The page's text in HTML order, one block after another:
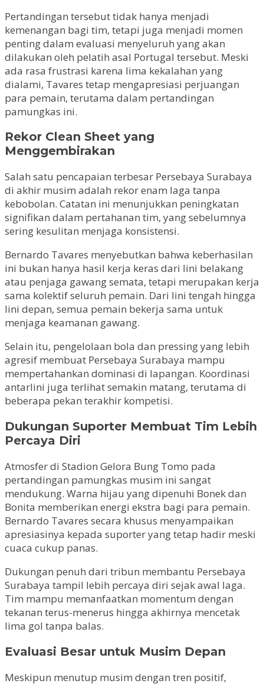
Pertandingan tersebut tidak hanya menjadi
kemenangan bagi tim, tetapi juga menjadi momen
penting dalam evaluasi menyeluruh yang akan
dilakukan oleh pelatih asal Portugal tersebut. Meski
ada rasa frustrasi karena lima kekalahan yang
dialami, Tavares tetap mengapresiasi perjuangan
para pemain, terutama dalam pertandingan
pamungkas ini.
Rekor Clean Sheet yang
Menggembirakan
Salah satu pencapaian terbesar Persebaya Surabaya
di akhir musim adalah rekor enam laga tanpa
kebobolan. Catatan ini menunjukkan peningkatan
signifikan dalam pertahanan tim, yang sebelumnya
sering kesulitan menjaga konsistensi.
Bernardo Tavares menyebutkan bahwa keberhasilan
ini bukan hanya hasil kerja keras dari lini belakang
atau penjaga gawang semata, tetapi merupakan kerja
sama kolektif seluruh pemain. Dari lini tengah hingga
lini depan, semua pemain bekerja sama untuk
menjaga keamanan gawang.
Selain itu, pengelolaan bola dan pressing yang lebih
agresif membuat Persebaya Surabaya mampu
mempertahankan dominasi di lapangan. Koordinasi
antarlini juga terlihat semakin matang, terutama di
beberapa pekan terakhir kompetisi.
Dukungan Suporter Membuat Tim Lebih
Percaya Diri
Atmosfer di Stadion Gelora Bung Tomo pada
pertandingan pamungkas musim ini sangat
mendukung. Warna hijau yang dipenuhi Bonek dan
Bonita memberikan energi ekstra bagi para pemain.
Bernardo Tavares secara khusus menyampaikan
apresiasinya kepada suporter yang tetap hadir meski
cuaca cukup panas.
Dukungan penuh dari tribun membantu Persebaya
Surabaya tampil lebih percaya diri sejak awal laga.
Tim mampu memanfaatkan momentum dengan
tekanan terus-menerus hingga akhirnya mencetak
lima gol tanpa balas.
Evaluasi Besar untuk Musim Depan
Meskipun menutup musim dengan tren positif,